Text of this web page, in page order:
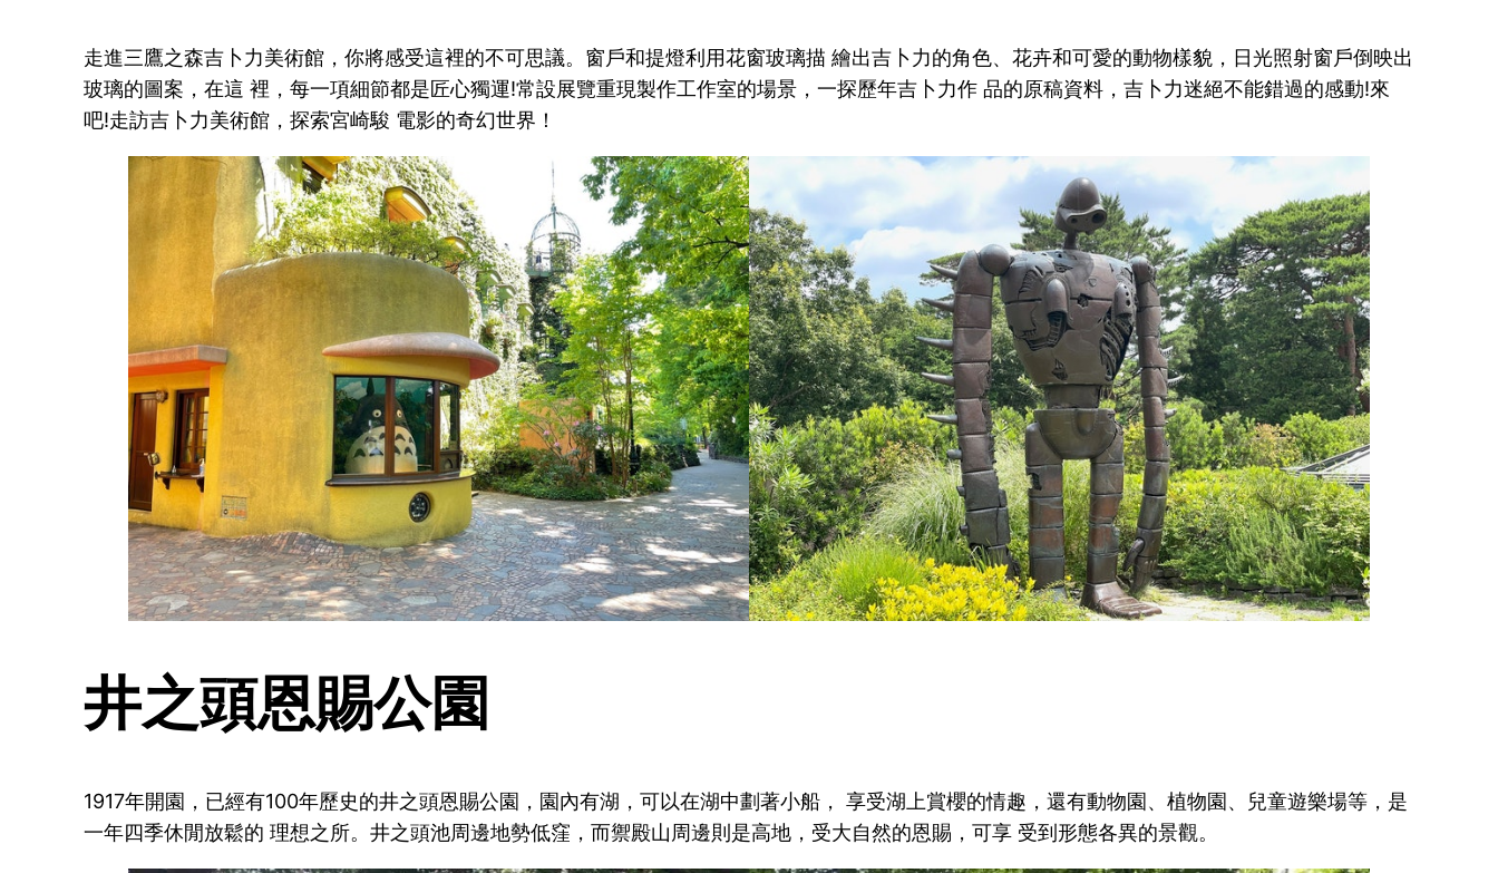
走進三鷹之森吉卜力美術館，你將感受這裡的不可思議。窗戶和提燈利用花窗玻璃描 繪出吉卜力的角色、花卉和可愛的動物樣貌，日光照射窗戶倒映出
玻璃的圖案，在這 裡，每一項細節都是匠心獨運!常設展覽重現製作工作室的場景，一探歷年吉卜力作 品的原稿資料，吉卜力迷絕不能錯過的感動!來
吧!走訪吉卜力美術館，探索宮崎駿 電影的奇幻世界！
井之頭恩賜公園
1917年開園，已經有100年歷史的井之頭恩賜公園，園內有湖，可以在湖中劃著小船， 享受湖上賞櫻的情趣，還有動物園、植物園、兒童遊樂場等，是
一年四季休閒放鬆的 理想之所。井之頭池周邊地勢低窪，而禦殿山周邊則是高地，受大自然的恩賜，可享 受到形態各異的景觀。